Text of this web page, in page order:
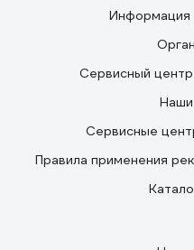
Информация
Сервисный
Наши
Сервисные
Правила применения